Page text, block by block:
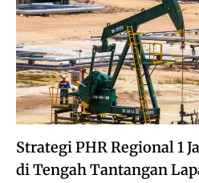
Strategi PHR Regional 1
di Tengah Tantangan